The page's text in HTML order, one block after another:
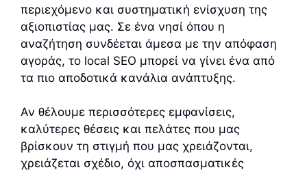
περιεχόμενο και συστηματική ενίσχυση της
αξιοπιστίας μας. Σε ένα νησί όπου η
αναζήτηση συνδέεται άμεσα με την απόφαση
αγοράς, το local SEO μπορεί να γίνει ένα από
τα πιο αποδοτικά κανάλια ανάπτυξης.
Αν θέλουμε περισσότερες εμφανίσεις,
καλύτερες θέσεις και πελάτες που μας
βρίσκουν τη στιγμή που μας χρειάζονται,
χρειάζεται σχέδιο, όχι αποσπασματικές